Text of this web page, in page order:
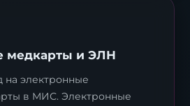
медкарты и ЭЛН
электронные
в МИС. Электронные